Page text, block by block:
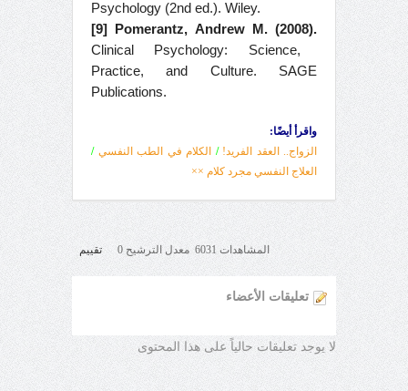
Psychology (2nd ed.). Wiley.
[9] Pomerantz‏, Andrew M. (2008).
Clinical Psychology: Science,
Practice, and Culture. SAGE
Publications.
واقرأ أيضًا:
الزواج.. العقد الفريد! / الكلام في الطب النفسي /
العلاج النفسي مجرد كلام ××
المشاهدات 6031 معدل الترشيح 0 تقييم
تعليقات الأعضاء
لا يوجد تعليقات حالياً على هذا المحتوى